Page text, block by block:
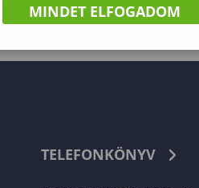
TELEFONKÖNYV
MINDET ELFOGADOM